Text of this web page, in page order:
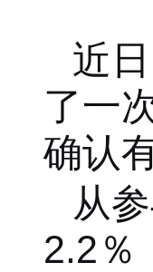
近
了一
确认
从
2.2％